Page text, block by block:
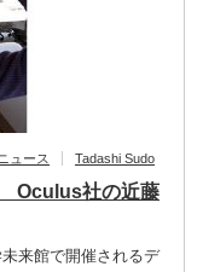
ニュース Tadashi Sudo
Oculus社の近藤
来館で開催されるデ